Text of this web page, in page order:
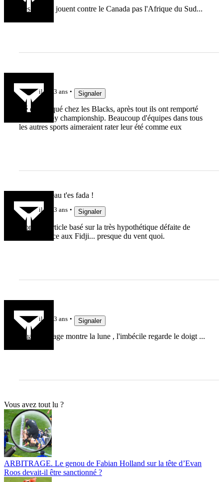
Les Bleues jouent contre le Canada pas l'Afrique du Sud...
il y a 3 ans Signaler
été compliqué chez les Blacks, après tout ils ont remporté
que le rugby championship. Beaucoup d'équipes dans tous
les autres sports aimeraient rater leur été comme eux
Gonze à l'eau t'es fada !
il y a 3 ans Signaler
Donc un article basé sur la très hypothétique défaite de
l'Irlande face aux Fidji... presque du vent quoi.
il y a 3 ans Signaler
Quand le sage montre la lune , l'imbécile regarde le doigt ...
Vous avez tout lu ?
ARBITRAGE. Le genou de Fabian Holland sur la tête d’Evan
Roos devait-il être sanctionné ?